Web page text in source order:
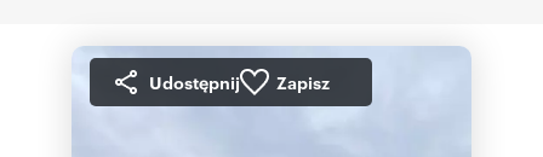
Udostępnij Zapisz